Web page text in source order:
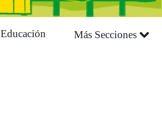
Educación Más Secciones